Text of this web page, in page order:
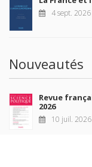
4 sept. 2026
Nouveautés
Revue
2026
10 juil. 2026